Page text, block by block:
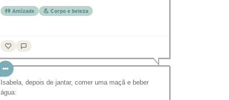
👫 Amizade 💪 Corpo e beleza
Isabela, depois de jantar, comer uma maçã e beber
água: